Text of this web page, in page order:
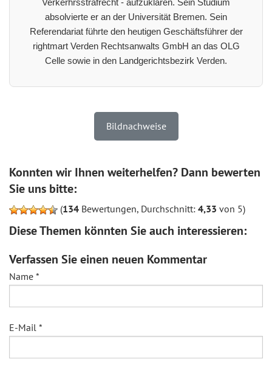
absolvierte er an der Universität Bremen. Sein
Referendariat führte den heutigen Geschäftsführer der
rightmart Verden Rechtsanwalts GmbH an das OLG
Celle sowie in den Landgerichtsbezirk Verden.
Bildnachweise
Konnten wir Ihnen weiterhelfen? Dann bewerten
Sie uns bitte:
(134 Bewertungen, Durchschnitt: 4,33 von 5)
Diese Themen könnten Sie auch interessieren:
Verfassen Sie einen neuen Kommentar
Name *
E-Mail *